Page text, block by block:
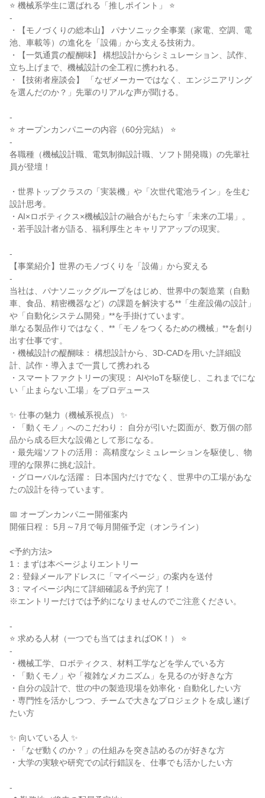
⭐ 機械系学生に選ばれる「推しポイント」 ⭐
-
・【モノづくりの総本山】 パナソニック全事業（家電、空調、電
池、車載等）の進化を「設備」から支える技術力。
・【一気通貫の醍醐味】 構想設計からシミュレーション、試作、
立ち上げまで、機械設計の全工程に携われる。
・【技術者座談会】 「なぜメーカーではなく、エンジニアリング
を選んだのか？」先輩のリアルな声が聞ける。
-
⭐ オープンカンパニーの内容（60分完結） ⭐
-
各職種（機械設計職、電気制御設計職、ソフト開発職）の先輩社
員が登壇！
・世界トップクラスの「実装機」や「次世代電池ライン」を生む
設計思考。
・AI×ロボティクス×機械設計の融合がもたらす「未来の工場」。
・若手設計者が語る、福利厚生とキャリアアップの現実。
-
【事業紹介】世界のモノづくりを「設備」から変える
-
当社は、パナソニックグループをはじめ、世界中の製造業（自動
車、食品、精密機器など）の課題を解決する**「生産設備の設計」
や「自動化システム開発」**を手掛けています。
単なる製品作りではなく、**「モノをつくるための機械」**を創り
出す仕事です。
・機械設計の醍醐味： 構想設計から、3D-CADを用いた詳細設
計、試作・導入まで一貫して携われる
・スマートファクトリーの実現： AIやIoTを駆使し、これまでにな
い「止まらない工場」をプロデュース
✨ 仕事の魅力（機械系視点） ✨
・「動くモノ」へのこだわり： 自分が引いた図面が、数万個の部
品から成る巨大な設備として形になる。
・最先端ソフトの活用： 高精度なシミュレーションを駆使し、物
理的な限界に挑む設計。
・グローバルな活躍： 日本国内だけでなく、世界中の工場があな
たの設計を待っています。
📅 オープンカンパニー開催案内
開催日程： 5月～7月で毎月開催予定（オンライン）
<予約方法>
1：まずは本ページよりエントリー
2：登録メールアドレスに「マイページ」の案内を送付
3：マイページ内にて詳細確認＆予約完了！
※エントリーだけでは予約になりませんのでご注意ください。
-
⭐ 求める人材（一つでも当てはまればOK！） ⭐
-
・機械工学、ロボティクス、材料工学などを学んでいる方
・「動くモノ」や「複雑なメカニズム」を見るのが好きな方
・自分の設計で、世の中の製造現場を効率化・自動化したい方
・専門性を活かしつつ、チームで大きなプロジェクトを成し遂げ
たい方
✨ 向いている人 ✨
・「なぜ動くのか？」の仕組みを突き詰めるのが好きな方
・大学の実験や研究での試行錯誤を、仕事でも活かしたい方
-